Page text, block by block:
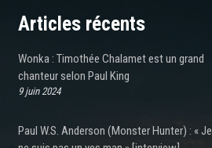
Articles récents
Wonka : Timothée Chalamet est un grand
chanteur selon Paul King
9 juin 2024
Paul W.S. Anderson (Monster Hunter) : « Je